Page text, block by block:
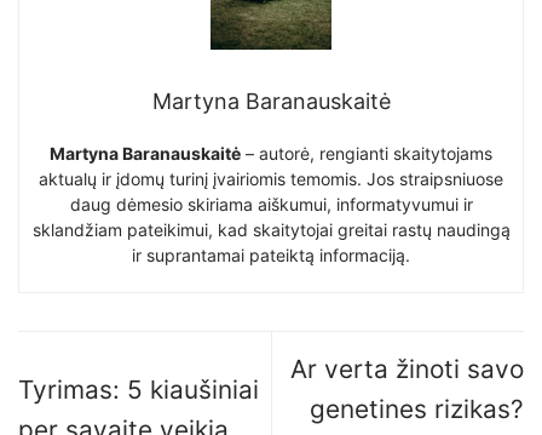
Martyna Baranauskaitė
Martyna Baranauskaitė – autorė, rengianti skaitytojams
aktualų ir įdomų turinį įvairiomis temomis. Jos straipsniuose
daug dėmesio skiriama aiškumui, informatyvumui ir
sklandžiam pateikimui, kad skaitytojai greitai rastų naudingą
ir suprantamai pateiktą informaciją.
Tyrimas: 5 kiaušiniai
Ar verta žinoti savo
genetines rizikas?